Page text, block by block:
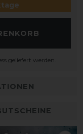
geliefert werden.